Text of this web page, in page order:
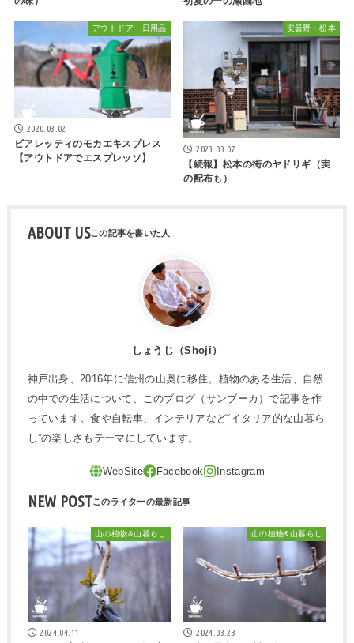
アウトドア・日用品
2020.03.02
ビアレッティのモカエキスプレス
【アウトドアでエスプレッソ】
安曇野・松本
2023.03.07
【続報】松本の街のヤドリギ（実
の配布も）
ABOUT US
しょうじ（Shoji）
神戸出身、2016年に信州の山奥に移住。植物のある生活、自然
の中での生活について、このブログ（サンブーカ）で記事を作
っています。食や自転車、インテリアなど“イタリア的な山暮ら
し”の楽しさもテーマにしています。
NEW POST
山の植物&山暮らし
2024.04.11
山の植物&山暮らし
2024.03.23